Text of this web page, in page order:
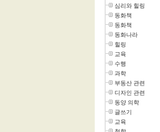
심리와 힐링
동화책
동화책
동화나라
힐링
교육
수행
과학
부동산 관련
디자인 관련
동양 의학
글쓰기
교육